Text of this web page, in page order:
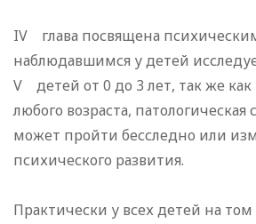
IV глава посвящена
наблюдавшимся у детей
V детей от 0 до 3 лет, так же
любого возраста,
может пройти бесследно или
психического развития.
Практически у всех детей на